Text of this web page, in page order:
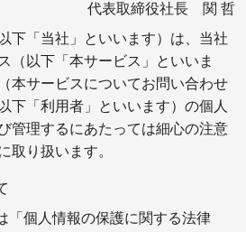
代表取締役社長 関 哲
下「当社」といいます）は、当社
（以下「本サービス」といいま
本サービスについてお問い合わせ
下「利用者」といいます）の個人
管理するにあたっては細心の注意
取り扱います。
「個人情報の保護に関する法律